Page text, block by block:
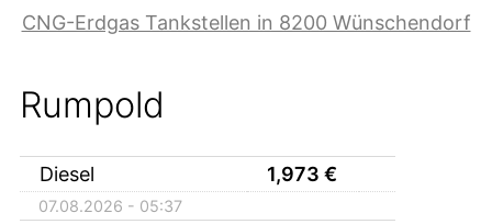
CNG-Erdgas Tankstellen in 8200 Wünschendorf
Rumpold
Diesel 1,973 €
07.08.2026 - 05:37